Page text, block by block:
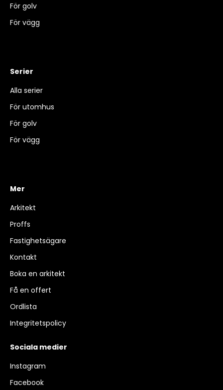
För golv
För vägg
Serier
Alla serier
För utomhus
För golv
För vägg
Mer
Arkitekt
Proffs
Fastighetsägare
Kontakt
Boka en arkitekt
Få en offert
Ordlista
Integritetspolicy
Sociala medier
Instagram
Facebook